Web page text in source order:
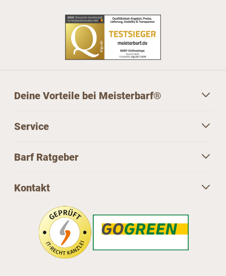
Deine Vorteile bei Meisterbarf®
Service
Barf Ratgeber
Kontakt